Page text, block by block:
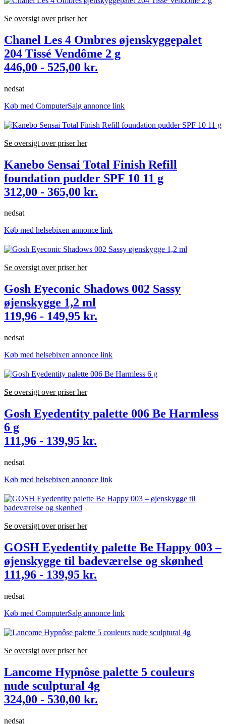
Se oversigt over priser her
Chanel Les 4 Ombres øjenskyggepalet
204 Tissé Vendôme 2 g
446,00 - 525,00 kr.
nedsat
Køb med ComputerSalg annonce link
Se oversigt over priser her
Kanebo Sensai Total Finish Refill
foundation pudder SPF 10 11 g
312,00 - 365,00 kr.
nedsat
Køb med helsebixen annonce link
Se oversigt over priser her
Gosh Eyeconic Shadows 002 Sassy
øjenskygge 1,2 ml
119,96 - 149,95 kr.
nedsat
Køb med helsebixen annonce link
Se oversigt over priser her
Gosh Eyedentity palette 006 Be Harmless
6 g
111,96 - 139,95 kr.
nedsat
Køb med helsebixen annonce link
Se oversigt over priser her
GOSH Eyedentity palette Be Happy 003 –
øjenskygge til badeværelse og skønhed
111,96 - 139,95 kr.
nedsat
Køb med ComputerSalg annonce link
Se oversigt over priser her
Lancome Hypnôse palette 5 couleurs
nude sculptural 4g
324,00 - 530,00 kr.
nedsat